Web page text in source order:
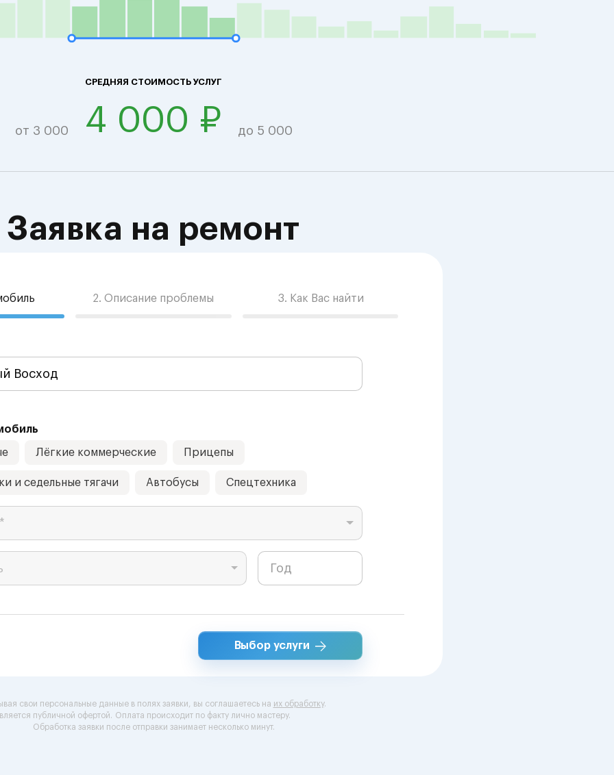
СРЕДНЯЯ СТОИМОСТЬ УСЛУГ
от 3 000 4 000 ₽ до 5 000
Заявка на ремонт
2. Описание проблемы 3. Как Вас найти
Лёгкие коммерческие Прицепы
и седельные тягачи Автобусы Спецтехника
Выбор услуги
свои персональные данные в полях заявки, вы соглашаетесь на их обработку.
публичной офертой. Оплата происходит по факту лично мастеру.
Обработка заявки после отправки занимает несколько минут.